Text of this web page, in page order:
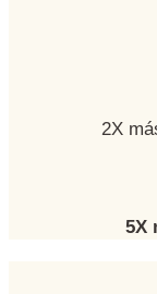
2X
5X